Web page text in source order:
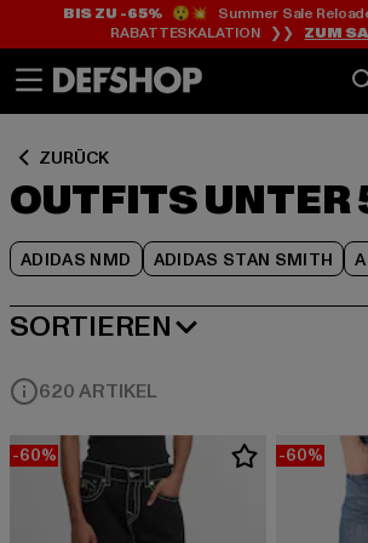
Zum
Inhalt
springen
Zum
Fußzeile
springen
BIS ZU -65%😲💥 Summer Sale
RABATTESKALATION ❯❯ ZUM
ZURÜCK
OUTFITS UNTER
ADIDAS NMD ADIDAS STAN SMITH
Zum
springen
SORTIEREN
HÖCHSTE REDUZIERUNG
620 ARTIKEL
-60% -60%